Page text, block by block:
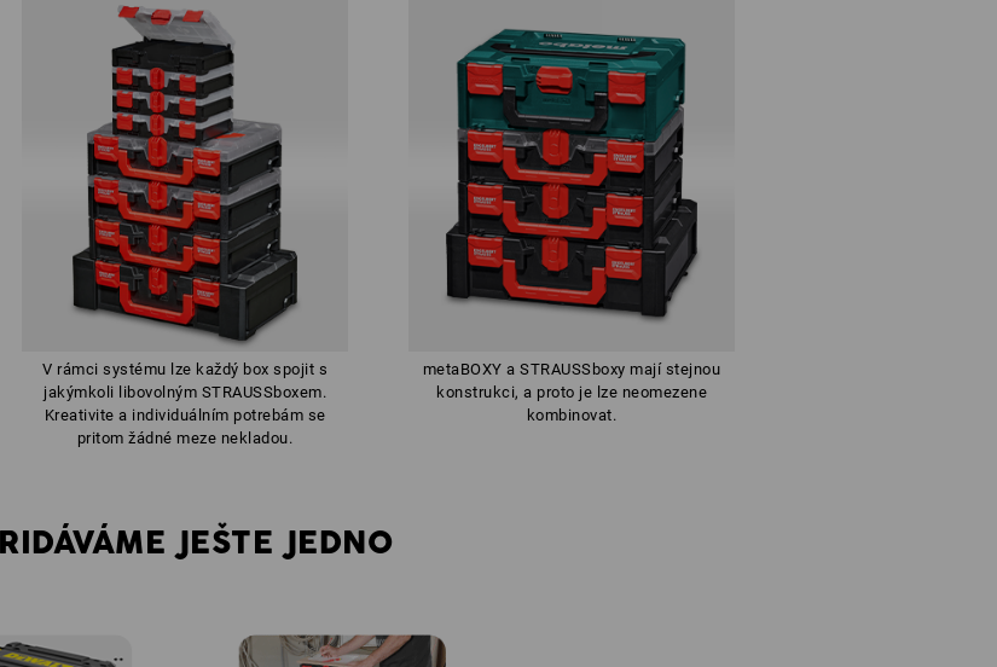
V rámci systému lze každý box spojit s
jakýmkoli libovolným STRAUSSboxem.
Kreativite a individuálním potrebám se
pritom žádné meze nekladou.
metaBOXY a STRAUSSboxy mají stejnou
konstrukci, a proto je lze neomezene
kombinovat.
JEŠTE JEDNO